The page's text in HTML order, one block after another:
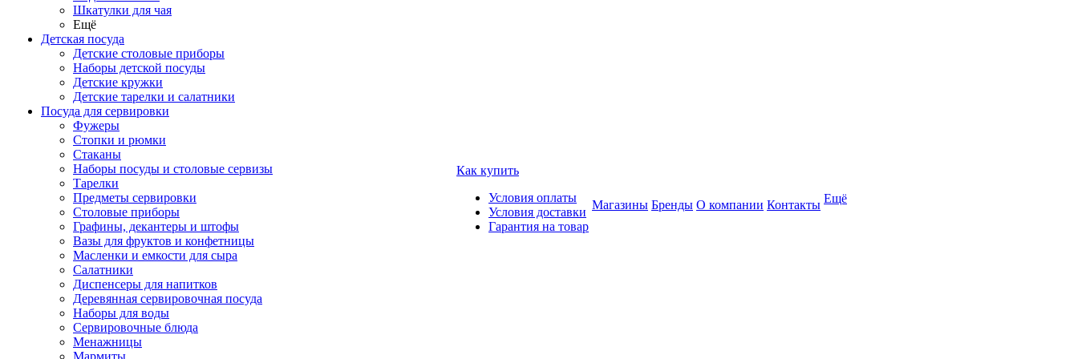
Шкатулки для чая
Ещё
Детская посуда
Детские столовые приборы
Наборы детской посуды
Детские кружки
Детские тарелки и салатники
Посуда для сервировки
Фужеры
Стопки и рюмки
Стаканы
Наборы посуды и столовые сервизы
Тарелки
Предметы сервировки
Столовые приборы
Графины, декантеры и штофы
Вазы для фруктов и конфетницы
Масленки и емкости для сыра
Салатники
Диспенсеры для напитков
Деревянная сервировочная посуда
Наборы для воды
Сервировочные блюда
Менажницы
Мармиты
Как купить
Условия оплаты
Условия доставки
Гарантия на товар
Магазины Бренды О компании Контакты Ещё